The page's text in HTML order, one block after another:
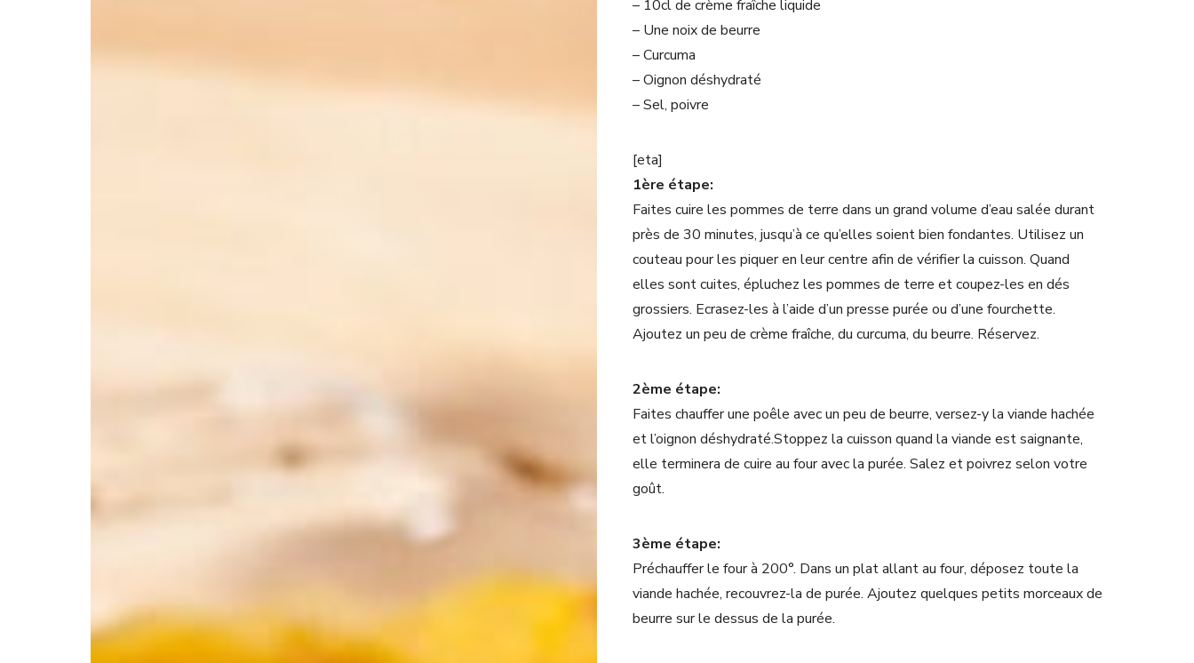
– 10cl de crème fraîche liquide
– Une noix de beurre
– Curcuma
– Oignon déshydraté
– Sel, poivre
[eta]
1ère étape:
Faites cuire les pommes de terre dans un grand volume d’eau salée durant
près de 30 minutes, jusqu’à ce qu’elles soient bien fondantes. Utilisez un
couteau pour les piquer en leur centre afin de vérifier la cuisson. Quand
elles sont cuites, épluchez les pommes de terre et coupez-les en dés
grossiers. Ecrasez-les à l’aide d’un presse purée ou d’une fourchette.
Ajoutez un peu de crème fraîche, du curcuma, du beurre. Réservez.
2ème étape:
Faites chauffer une poêle avec un peu de beurre, versez-y la viande hachée
et l’oignon déshydraté.Stoppez la cuisson quand la viande est saignante,
elle terminera de cuire au four avec la purée. Salez et poivrez selon votre
goût.
3ème étape:
Préchauffer le four à 200°. Dans un plat allant au four, déposez toute la
viande hachée, recouvrez-la de purée. Ajoutez quelques petits morceaux de
beurre sur le dessus de la purée.